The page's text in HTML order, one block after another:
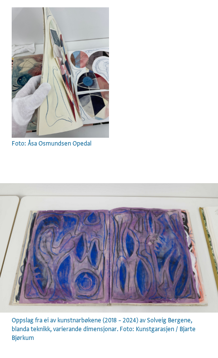
Foto: Åsa Osmundsen Opedal
Oppslag fra ei av kunstnarbøkene (2018 – 2024) av Solveig Bergene,
blanda teknikk, varierande dimensjonar. Foto: Kunstgarasjen / Bjarte
Bjørkum